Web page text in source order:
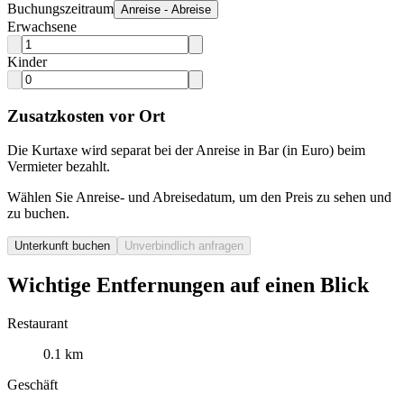
Buchungszeitraum Anreise - Abreise
Erwachsene
Kinder
Zusatzkosten vor Ort
Die Kurtaxe wird separat bei der Anreise in Bar (in Euro) beim
Vermieter bezahlt.
Wählen Sie Anreise- und Abreisedatum, um den Preis zu sehen und
zu buchen.
Unterkunft buchen Unverbindlich anfragen
Wichtige Entfernungen auf einen Blick
Restaurant
0.1 km
Geschäft